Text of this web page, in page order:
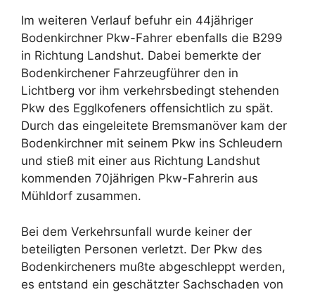
Im weiteren Verlauf befuhr ein 44jähriger
Bodenkirchner Pkw-Fahrer ebenfalls die B299
in Richtung Landshut. Dabei bemerkte der
Bodenkirchener Fahrzeugführer den in
Lichtberg vor ihm verkehrsbedingt stehenden
Pkw des Egglkofeners offensichtlich zu spät.
Durch das eingeleitete Bremsmanöver kam der
Bodenkirchner mit seinem Pkw ins Schleudern
und stieß mit einer aus Richtung Landshut
kommenden 70jährigen Pkw-Fahrerin aus
Mühldorf zusammen.
Bei dem Verkehrsunfall wurde keiner der
beteiligten Personen verletzt. Der Pkw des
Bodenkircheners mußte abgeschleppt werden,
es entstand ein geschätzter Sachschaden von